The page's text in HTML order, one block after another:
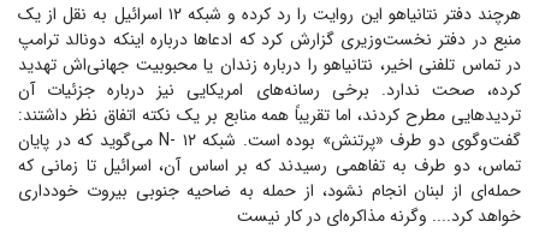
هرچند دفتر نتانیاهو این روایت را رد کرده و شبکه ۱۲ اسرائیل به نقل از یک
منبع در دفتر نخست‌وزیری گزارش کرد که ادعا‌ها درباره اینکه دونالد ترامپ
در تماس تلفنی اخیر، نتانیاهو را درباره زندان یا محبوبیت جهانی‌اش تهدید
کرده، صحت ندارد. برخی رسانه‌های امریکایی نیز درباره جزئیات آن
تردید‌هایی مطرح کردند، اما تقریباً همه منابع بر یک نکته اتفاق نظر داشتند:
گفت‌وگوی دو طرف «پرتنش» بوده است. شبکه N- ۱۲ می‌گوید که در پایان
تماس، دو طرف به تفاهمی رسیدند که بر اساس آن، اسرائیل تا زمانی که
حمله‌ای از لبنان انجام نشود، از حمله به ضاحیه جنوبی بیروت خودداری
خواهد کرد.... وگرنه مذاکره‌ای در کار نیست